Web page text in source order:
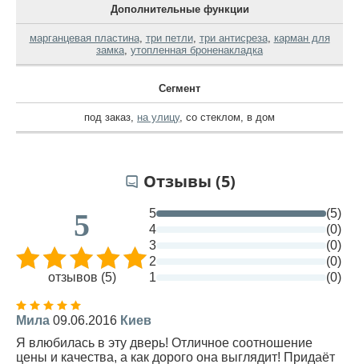
Дополнительные функции
марганцевая пластина, три петли, три антисреза, карман для
замка, утопленная броненакладка
Сегмент
под заказ, на улицу, со стеклом, в дом
Отзывы (5)
5
отзывов (5)
5
(5)
4
(0)
3
(0)
2
(0)
1
(0)
Мила 09.06.2016 Киев
Я влюбилась в эту дверь! Отличное соотношение
цены и качества, а как дорого она выглядит! Придаёт